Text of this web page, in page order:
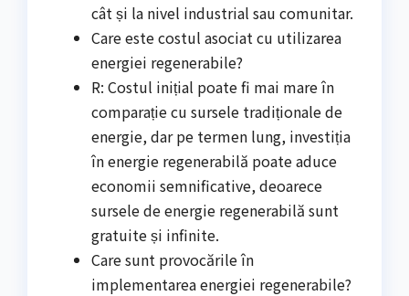
cât și la nivel industrial sau comunitar.
Care este costul asociat cu utilizarea
energiei regenerabile?
R: Costul inițial poate fi mai mare în
comparație cu sursele tradiționale de
energie, dar pe termen lung, investiția
în energie regenerabilă poate aduce
economii semnificative, deoarece
sursele de energie regenerabilă sunt
gratuite și infinite.
Care sunt provocările în
implementarea energiei regenerabile?